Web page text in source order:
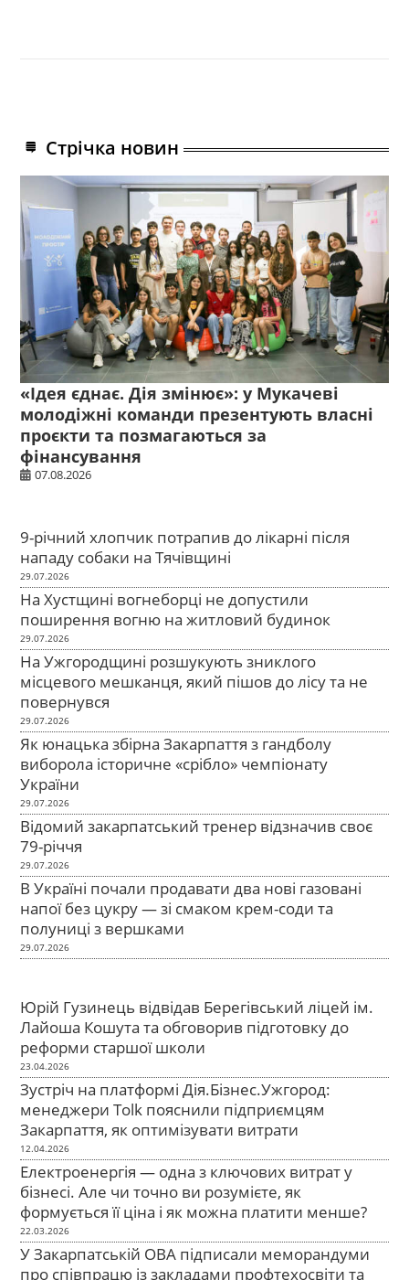
Стрічка новин
«Ідея єднає. Дія змінює»: у Мукачеві
молодіжні команди презентують власні
проєкти та позмагаються за
фінансування
07.08.2026
9-річний хлопчик потрапив до лікарні після
нападу собаки на Тячівщині
29.07.2026
На Хустщині вогнеборці не допустили
поширення вогню на житловий будинок
29.07.2026
На Ужгородщині розшукують зниклого
місцевого мешканця, який пішов до лісу та не
повернувся
29.07.2026
Як юнацька збірна Закарпаття з гандболу
виборола історичне «срібло» чемпіонату
України
29.07.2026
Відомий закарпатський тренер відзначив своє
79-річчя
29.07.2026
В Україні почали продавати два нові газовані
напої без цукру — зі смаком крем-соди та
полуниці з вершками
29.07.2026
Юрій Гузинець відвідав Берегівський ліцей ім.
Лайоша Кошута та обговорив підготовку до
реформи старшої школи
23.04.2026
Зустріч на платформі Дія.Бізнес.Ужгород:
менеджери Tolk пояснили підприємцям
Закарпаття, як оптимізувати витрати
12.04.2026
Електроенергія — одна з ключових витрат у
бізнесі. Але чи точно ви розумієте, як
формується її ціна і як можна платити менше?
22.03.2026
У Закарпатській ОВА підписали меморандуми
про співпрацю із закладами профтехосвіти та